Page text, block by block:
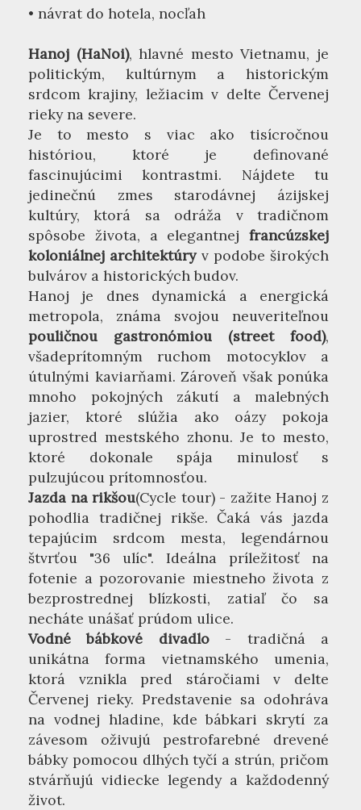
• návrat do hotela, nocľah
Hanoj (HaNoi), hlavné mesto Vietnamu, je
politickým, kultúrnym a historickým
srdcom krajiny, ležiacim v delte Červenej
rieky na severe.
Je to mesto s viac ako tisícročnou
históriou, ktoré je definované
fascinujúcimi kontrastmi. Nájdete tu
jedinečnú zmes starodávnej ázijskej
kultúry, ktorá sa odráža v tradičnom
spôsobe života, a elegantnej francúzskej
koloniálnej architektúryv podobe širokých
bulvárov a historických budov.
Hanoj je dnes dynamická a energická
metropola, známa svojou neuveriteľnou
pouličnou gastronómiou (street food),
všadeprítomným ruchom motocyklov a
útulnými kaviarňami. Zároveň však ponúka
mnoho pokojných zákutí a malebných
jazier, ktoré slúžia ako oázy pokoja
uprostred mestského zhonu. Je to mesto,
ktoré dokonale spája minulosť s
pulzujúcou prítomnosťou.
Jazda na rikšou(Cycle tour) - zažite Hanoj z
pohodlia tradičnej rikše. Čaká vás jazda
tepajúcim srdcom mesta, legendárnou
štvrťou "36 ulíc". Ideálna príležitosť na
fotenie a pozorovanie miestneho života z
bezprostrednej blízkosti, zatiaľ čo sa
necháte unášať prúdom ulice.
Vodné bábkové divadlo- tradičná a
unikátna forma vietnamského umenia,
ktorá vznikla pred stáročiami v delte
Červenej rieky. Predstavenie sa odohráva
na vodnej hladine, kde bábkari skrytí za
závesom oživujú pestrofarebné drevené
bábky pomocou dlhých tyčí a strún, pričom
stvárňujú vidiecke legendy a každodenný
život.